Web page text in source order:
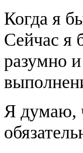
Когда я
Сейчас я
разумно
Я думаю,